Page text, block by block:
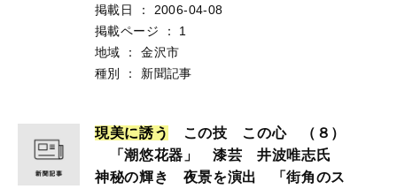
掲載日
：
2006-04-08
掲載ページ
：
1
地域
：
金沢市
種別
： 新聞記事
現美に誘う
この技 この心 （８）
「潮悠花器」 漆芸 井波唯志氏
神秘の輝き 夜景を演出 「街角のス